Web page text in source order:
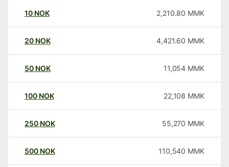
10 NOK 2,210.80 MMK
20 NOK 4,421.60 MMK
50 NOK 11,054 MMK
100 NOK 22,108 MMK
250 NOK 55,270 MMK
500 NOK 110,540 MMK